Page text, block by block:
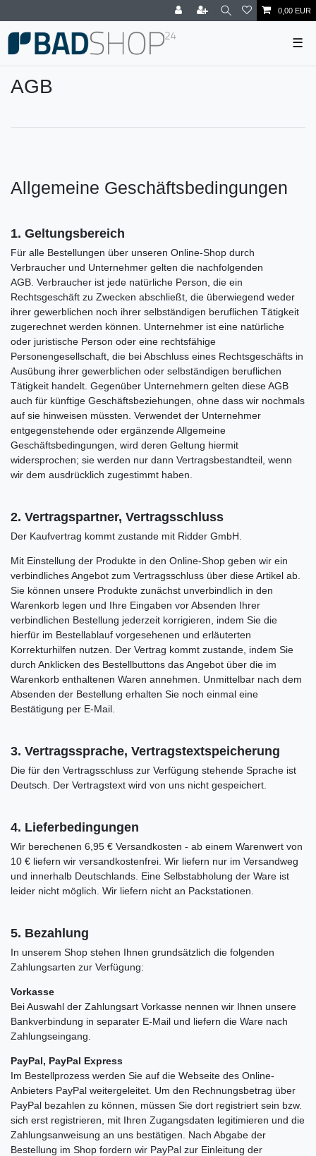
0,00 EUR
☰
AGB
Allgemeine Geschäftsbedingungen
1. Geltungsbereich
Für alle Bestellungen über unseren Online-Shop durch
Verbraucher und Unternehmer gelten die nachfolgenden
AGB. Verbraucher ist jede natürliche Person, die ein
Rechtsgeschäft zu Zwecken abschließt, die überwiegend weder
ihrer gewerblichen noch ihrer selbständigen beruflichen Tätigkeit
zugerechnet werden können. Unternehmer ist eine natürliche
oder juristische Person oder eine rechtsfähige
Personengesellschaft, die bei Abschluss eines Rechtsgeschäfts in
Ausübung ihrer gewerblichen oder selbständigen beruflichen
Tätigkeit handelt. Gegenüber Unternehmern gelten diese AGB
auch für künftige Geschäftsbeziehungen, ohne dass wir nochmals
auf sie hinweisen müssten. Verwendet der Unternehmer
entgegenstehende oder ergänzende Allgemeine
Geschäftsbedingungen, wird deren Geltung hiermit
widersprochen; sie werden nur dann Vertragsbestandteil, wenn
wir dem ausdrücklich zugestimmt haben.
2. Vertragspartner, Vertragsschluss
Der Kaufvertrag kommt zustande mit Ridder GmbH.
Mit Einstellung der Produkte in den Online-Shop geben wir ein
verbindliches Angebot zum Vertragsschluss über diese Artikel ab.
Sie können unsere Produkte zunächst unverbindlich in den
Warenkorb legen und Ihre Eingaben vor Absenden Ihrer
verbindlichen Bestellung jederzeit korrigieren, indem Sie die
hierfür im Bestellablauf vorgesehenen und erläuterten
Korrekturhilfen nutzen. Der Vertrag kommt zustande, indem Sie
durch Anklicken des Bestellbuttons das Angebot über die im
Warenkorb enthaltenen Waren annehmen. Unmittelbar nach dem
Absenden der Bestellung erhalten Sie noch einmal eine
Bestätigung per E-Mail.
3. Vertragssprache, Vertragstextspeicherung
Die für den Vertragsschluss zur Verfügung stehende Sprache ist
Deutsch. Der Vertragstext wird von uns nicht gespeichert.
4. Lieferbedingungen
Wir berechenen 6,95 € Versandkosten - ab einem Warenwert von
10 € liefern wir versandkostenfrei. Wir liefern nur im Versandweg
und innerhalb Deutschlands. Eine Selbstabholung der Ware ist
leider nicht möglich. Wir liefern nicht an Packstationen.
5. Bezahlung
In unserem Shop stehen Ihnen grundsätzlich die folgenden
Zahlungsarten zur Verfügung:
Vorkasse
Bei Auswahl der Zahlungsart Vorkasse nennen wir Ihnen unsere
Bankverbindung in separater E-Mail und liefern die Ware nach
Zahlungseingang.
PayPal, PayPal Express
Im Bestellprozess werden Sie auf die Webseite des Online-
Anbieters PayPal weitergeleitet. Um den Rechnungsbetrag über
PayPal bezahlen zu können, müssen Sie dort registriert sein bzw.
sich erst registrieren, mit Ihren Zugangsdaten legitimieren und die
Zahlungsanweisung an uns bestätigen. Nach Abgabe der
Bestellung im Shop fordern wir PayPal zur Einleitung der